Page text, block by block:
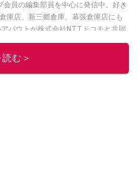
員の編集部員を中心に発信中。好き
庫店、新三郷倉庫、幕張倉庫店にも
バウトが株式会社NTTドコモと共同
ンド情報をお届けしています。
い！
チオシストの他の記事を読む
む＞